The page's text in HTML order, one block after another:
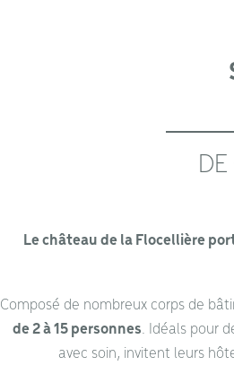
Le château de la Flocellière
Composé de nombreux corps de
de 2 à 15 personnes . Idéals pour
avec soin, invitent leurs